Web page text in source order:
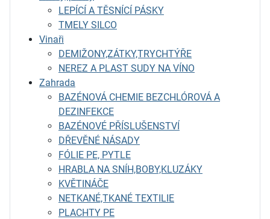
LEPÍCÍ A TĚSNÍCÍ PÁSKY
TMELY SILCO
Vinaři
DEMIŽONY,ZÁTKY,TRYCHTÝŘE
NEREZ A PLAST SUDY NA VÍNO
Zahrada
BAZÉNOVÁ CHEMIE BEZCHLÓROVÁ A
DEZINFEKCE
BAZÉNOVÉ PŘÍSLUŠENSTVÍ
DŘEVĚNÉ NÁSADY
FÓLIE PE, PYTLE
HRABLA NA SNÍH,BOBY,KLUZÁKY
KVĚTINÁČE
NETKANÉ,TKANÉ TEXTILIE
PLACHTY PE